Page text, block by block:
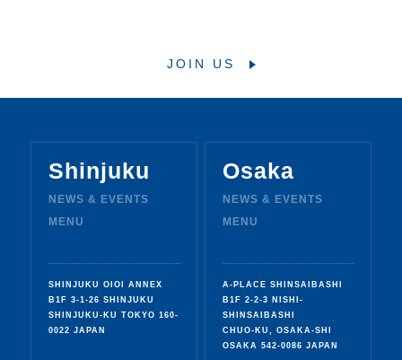
JOIN US
Shinjuku
NEWS & EVENTS
MENU
SHINJUKU OIOI ANNEX
B1F 3-1-26 SHINJUKU
SHINJUKU-KU TOKYO 160-
0022 JAPAN
Osaka
NEWS & EVENTS
MENU
A-PLACE SHINSAIBASHI
B1F 2-2-3 NISHI-
SHINSAIBASHI
CHUO-KU, OSAKA-SHI
OSAKA 542-0086 JAPAN